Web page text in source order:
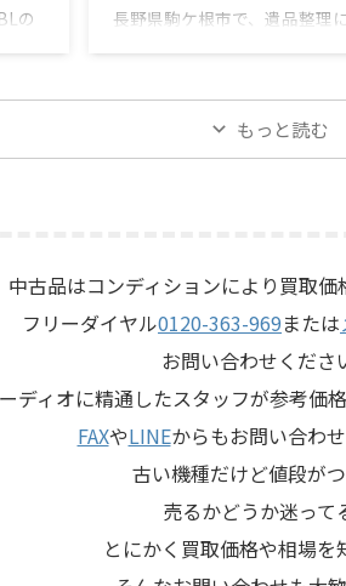
の
まれ
ィン
。
長野県駒ケ根市で、遺品整理
た。今回のお品物は、前オー
切に保管されていたヴィンテ
プエコーで、ご家族様より「
を楽しめる機材です。査定で
態、音出し、テープ走行、録
ッド、エコー音の出方、各入
力端子、外部コントロ ...
もっと読む
中古品はコンディションにより買取価
フリーダイヤル0120-363-969または
お問い合わせくださ
ディオに精通したスタッフが参考価
FAXやLINEからもお問い合わ
古い機種だけど値段が
売るかどうか迷って
とにかく買取価格や相場を